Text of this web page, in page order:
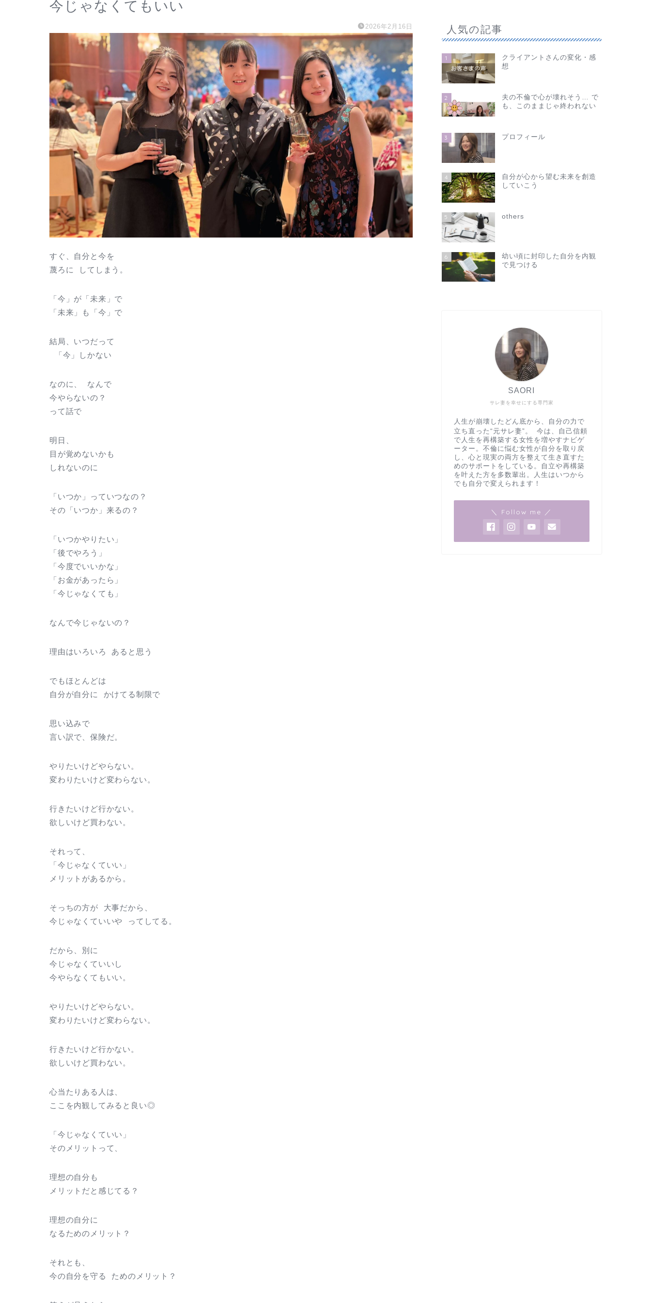
今じゃなくてもいい
2026年2月16日
すぐ、自分と今を
蔑ろに してしまう。
「今」が「未来」で
「未来」も「今」で
結局、いつだって
「今」しかない
なのに、 なんで
今やらないの？
って話で
明日、
目が覚めないかも
しれないのに
「いつか」っていつなの？
その「いつか」来るの？
「いつかやりたい」
「後でやろう」
「今度でいいかな」
「お金があったら」
「今じゃなくても」
なんで今じゃないの？
理由はいろいろ あると思う
でもほとんどは
自分が自分に かけてる制限で
思い込みで
言い訳で、保険だ。
やりたいけどやらない。
変わりたいけど変わらない。
行きたいけど行かない。
欲しいけど買わない。
それって、
「今じゃなくていい」
メリットがあるから。
そっちの方が 大事だから、
今じゃなくていいや ってしてる。
だから、別に
今じゃなくていいし
今やらなくてもいい。
やりたいけどやらない。
変わりたいけど変わらない。
行きたいけど行かない。
欲しいけど買わない。
心当たりある人は、
ここを内観してみると良い◎
「今じゃなくていい」
そのメリットって、
理想の自分も
メリットだと感じてる？
理想の自分に
なるためのメリット？
それとも、
今の自分を守る ためのメリット？
人気の記事
1
クライアントさんの変化・感
想
2
夫の不倫で心が壊れそう… で
も、このままじゃ終われない
3 プロフィール
4
自分が心から望む未来を創造
していこう
5 others
6
幼い頃に封印した自分を内観
で見つける
サレ妻を幸せにする専門家
SAORI
人生が崩壊したどん底から、自分の力で
立ち直った“元サレ妻”。 今は、自己信頼
で人生を再構築する女性を増やすナビゲ
ーター。不倫に悩む女性が自分を取り戻
し、心と現実の両方を整えて生き直すた
めのサポートをしている。自立や再構築
を叶えた方を多数輩出。人生はいつから
でも自分で変えられます！
＼ Follow me ／